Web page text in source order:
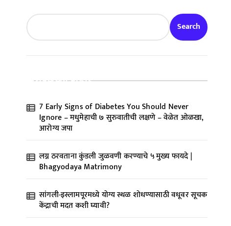
Search
Recent Posts
7 Early Signs of Diabetes You Should Never
Ignore – मधुमेहाची ७ सुरुवातीची लक्षणे – वेळेत ओळखा,
आरोग्य जपा
लग्न ठरवताना कुंडली जुळवणी करण्याचे ५ मुख्य फायदे |
Bhagyodaya Matrimony
सांगली-इस्लामपूरमध्ये योग्य स्थळ शोधण्यासाठी वधूवर सूचक
केंद्राची मदत कशी घ्यावी?